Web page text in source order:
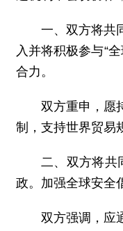
一、双方将共
入并将积极参与“
合力。
双方重申，愿
制，支持世界贸易
二、双方将共
政。加强全球安全
双方强调，应